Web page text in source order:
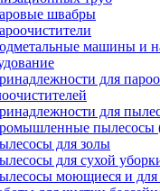
швабры
машины и
для
для
пылесосы
для золы
для сухой
моющиеся и для